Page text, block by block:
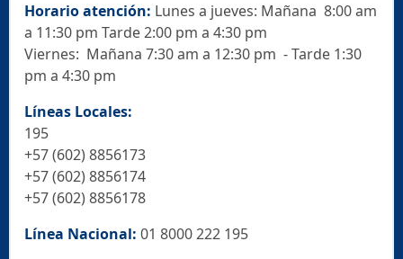
Horario atención: Lunes a jueves: Mañana 8:00 am
a 11:30 pm Tarde 2:00 pm a 4:30 pm
Viernes: Mañana 7:30 am a 12:30 pm - Tarde 1:30
pm a 4:30 pm
Líneas Locales:
195
+57 (602) 8856173
+57 (602) 8856174
+57 (602) 8856178
Línea Nacional: 01 8000 222 195